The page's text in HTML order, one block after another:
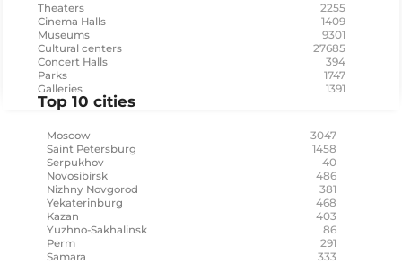
Theaters 2255
Cinema Halls 1409
Museums 9301
Cultural centers 27685
Concert Halls 394
Parks 1747
Galleries 1391
Top 10 cities
Moscow 3047
Saint Petersburg 1458
Serpukhov 40
Novosibirsk 486
Nizhny Novgorod 381
Yekaterinburg 468
Kazan 403
Yuzhno-Sakhalinsk 86
Perm 291
Samara 333